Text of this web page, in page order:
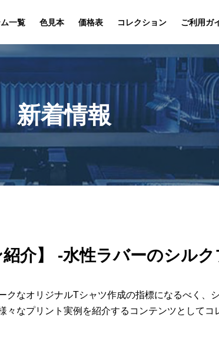
一覧 色見本 価格表 コレクション ご利用ガ
新着情報
紹介】 -水性ラバーのシル
クなオリジナルTシャツ作成の指標になるべく、
々なプリント実例を紹介するコンテンツとして